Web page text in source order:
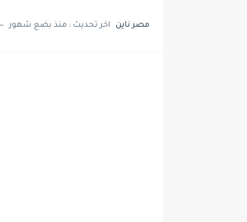
مصر ناين اخر تحديث : منذ بضع شهور